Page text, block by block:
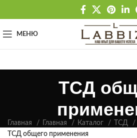
МЕНЮ
ТСД
Главная Главная Каталог
ТСД
ТСД общего применения